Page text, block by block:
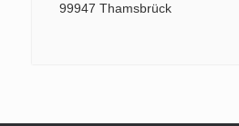
99947 Thamsbrück